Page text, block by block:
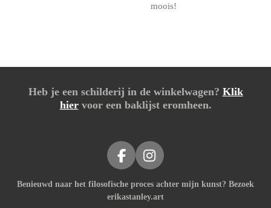
moois!
Heb je een schilderij in de winkelwagen? Klik
hier voor een baklijst eromheen.
F
c
e
I
s
t
Benieuwd naar het filosofische proces achter mijn kunst? Bezoek
erikastanley.art